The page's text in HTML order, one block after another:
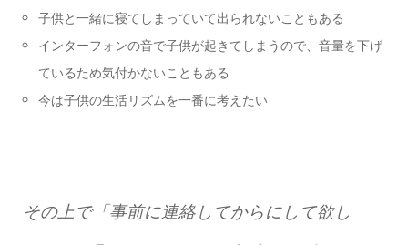
子供と一緒に寝てしまっていて出られないこともある
インターフォンの音で子供が起きてしまうので、音量を下げ
ているため気付かないこともある
今は子供の生活リズムを一番に考えたい
その上で「事前に連絡してからにして欲し